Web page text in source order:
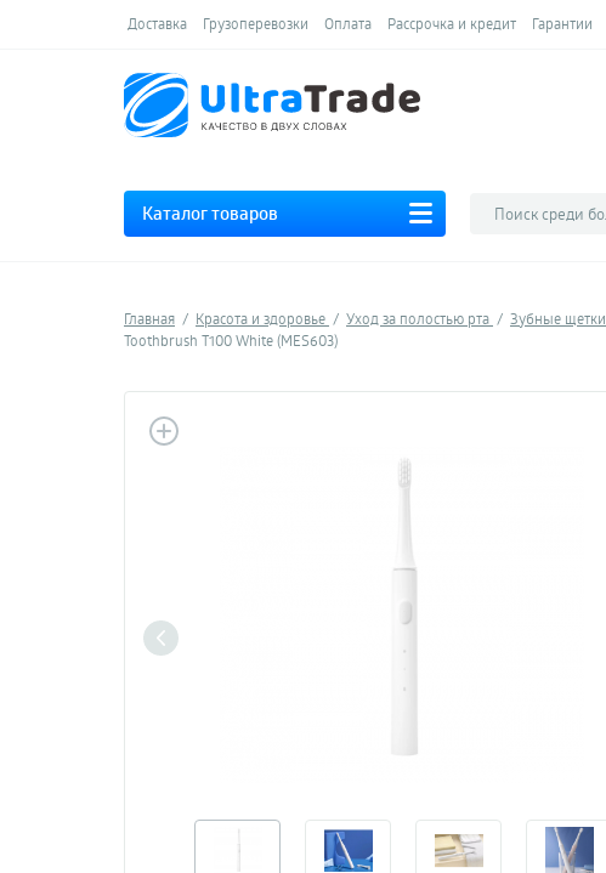
Доставка Грузоперевозки Оплата Рассрочка и кредит Гарантии
Каталог товаров
Главная Красота и здоровье Уход за полостью рта Зубные щетки
Toothbrush T100 White (MES603)